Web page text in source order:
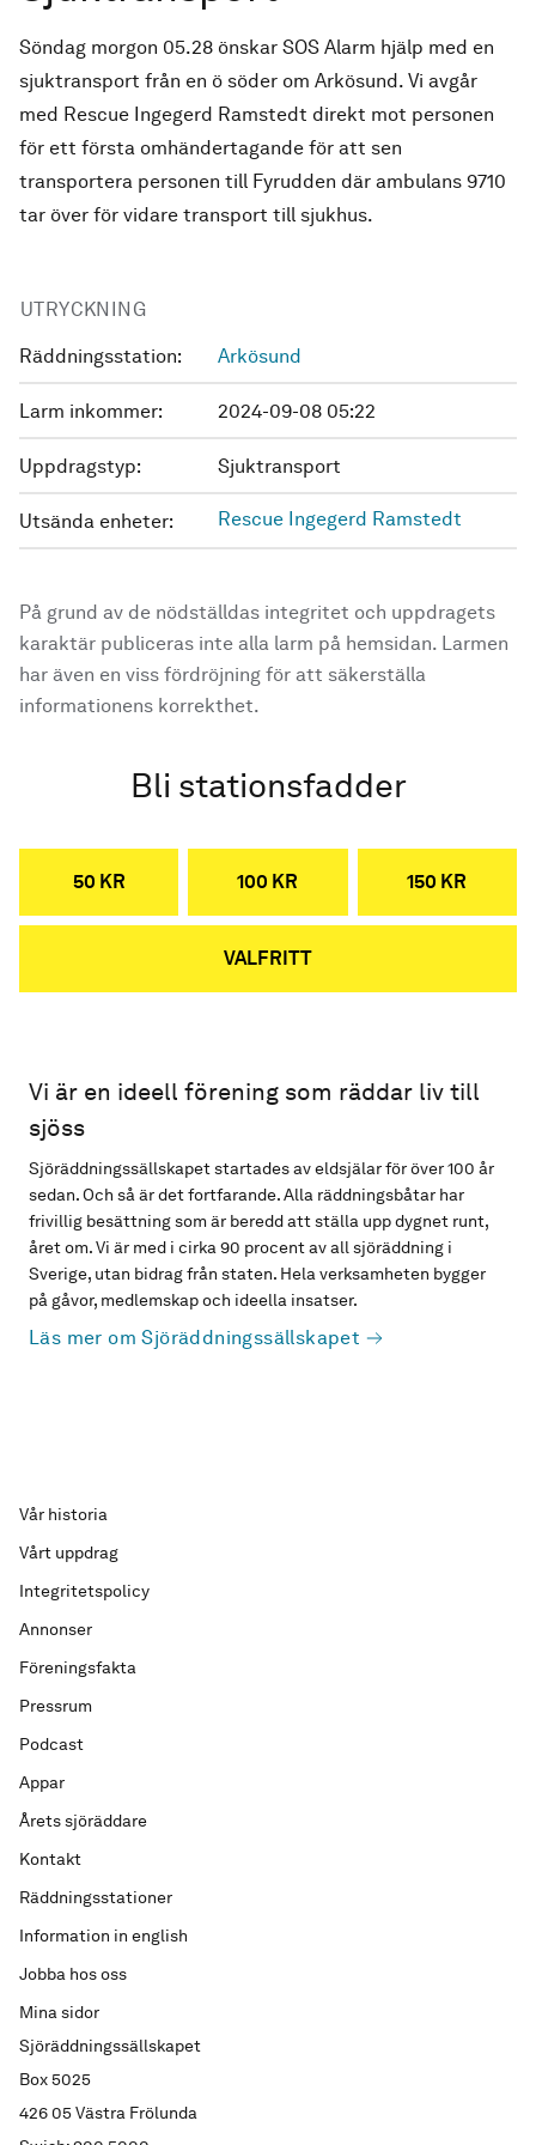
Söndag morgon 05.28 önskar SOS Alarm hjälp med en
sjuktransport från en ö söder om Arkösund. Vi avgår
med Rescue Ingegerd Ramstedt direkt mot personen
för ett första omhändertagande för att sen
transportera personen till Fyrudden där ambulans 9710
tar över för vidare transport till sjukhus.
UTRYCKNING
Räddningsstation: Arkösund
Larm inkommer: 2024-09-08 05:22
Uppdragstyp: Sjuktransport
Utsända enheter: Rescue Ingegerd Ramstedt
På grund av de nödställdas integritet och uppdragets
karaktär publiceras inte alla larm på hemsidan. Larmen
har även en viss fördröjning för att säkerställa
informationens korrekthet.
Bli stationsfadder
50 KR 100 KR 150 KR
VALFRITT
Vi är en ideell förening som räddar liv till
sjöss
Sjöräddningssällskapet startades av eldsjälar för över 100 år
sedan. Och så är det fortfarande. Alla räddningsbåtar har
frivillig besättning som är beredd att ställa upp dygnet runt,
året om. Vi är med i cirka 90 procent av all sjöräddning i
Sverige, utan bidrag från staten. Hela verksamheten bygger
på gåvor, medlemskap och ideella insatser.
Läs mer om Sjöräddningssällskapet
Sjöräddningssällskapet
Box 5025
426 05 Västra Frölunda
Vår historia
Vårt uppdrag
Integritetspolicy
Annonser
Föreningsfakta
Pressrum
Podcast
Appar
Årets sjöräddare
Kontakt
Räddningsstationer
Information in english
Jobba hos oss
Mina sidor